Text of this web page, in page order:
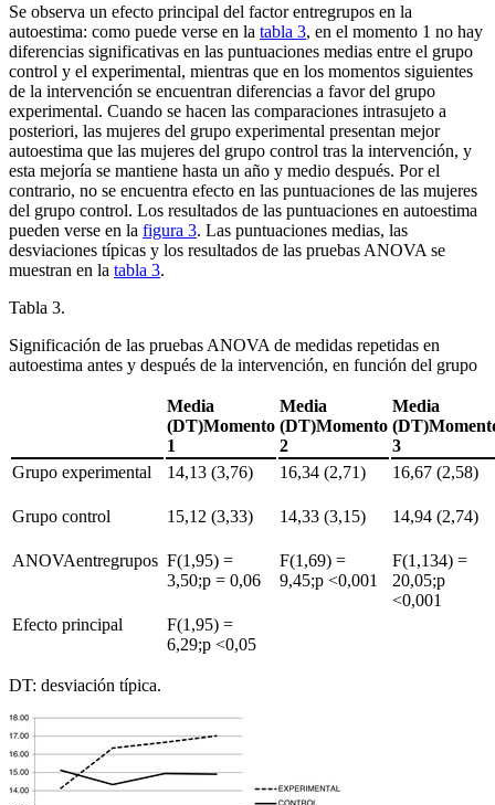
Se observa un efecto principal del factor entregrupos en la
autoestima: como puede verse en la tabla 3, en el momento 1 no hay
diferencias significativas en las puntuaciones medias entre el grupo
control y el experimental, mientras que en los momentos siguientes
de la intervención se encuentran diferencias a favor del grupo
experimental. Cuando se hacen las comparaciones intrasujeto a
posteriori, las mujeres del grupo experimental presentan mejor
autoestima que las mujeres del grupo control tras la intervención, y
esta mejoría se mantiene hasta un año y medio después. Por el
contrario, no se encuentra efecto en las puntuaciones de las mujeres
del grupo control. Los resultados de las puntuaciones en autoestima
pueden verse en la figura 3. Las puntuaciones medias, las
desviaciones típicas y los resultados de las pruebas ANOVA se
muestran en la tabla 3.
Tabla 3.
Significación de las pruebas ANOVA de medidas repetidas en
autoestima antes y después de la intervención, en función del grupo
Media
(DT)Momento
1
Media
(DT)Momento
2
Media
3
Grupo experimental
14,13 (3,76) 16,34 (2,71) 16,67 (2,58)
Grupo control 15,12 (3,33) 14,33 (3,15) 14,94 (2,74)
ANOVAentregrupos F(1,95) =
3,50;p = 0,06
F(1,69) =
9,45;p <0,001
F(1,134) =
20,05;p
<0,001
Efecto principal
F(1,95) =
6,29;p <0,05
DT: desviación típica.